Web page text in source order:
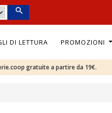
DI LETTURA PROMOZIONI
gratuite a partire da 19€.